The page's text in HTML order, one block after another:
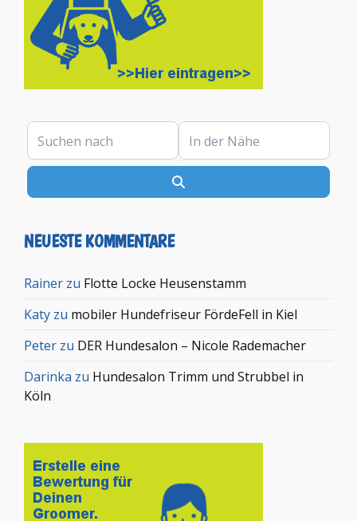
Suchen nach In der Nähe
NEUESTE KOMMENTARE
Rainer zu Flotte Locke Heusenstamm
Katy zu mobiler Hundefriseur FördeFell in Kiel
Peter zu DER Hundesalon – Nicole Rademacher
Darinka zu Hundesalon Trimm und Strubbel in
Köln